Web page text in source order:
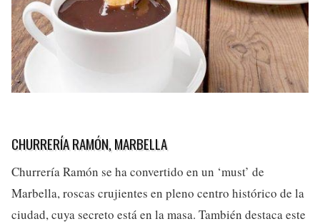
CHURRERÍA RAMÓN, MARBELLA
Churrería Ramón se ha convertido en un ‘must’ de
Marbella, roscas crujientes en pleno centro histórico de la
ciudad, cuya secreto está en la masa. También destaca este